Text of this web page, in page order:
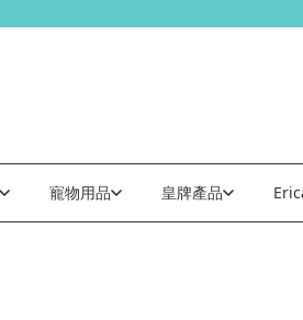
寵物用品 皇牌產品